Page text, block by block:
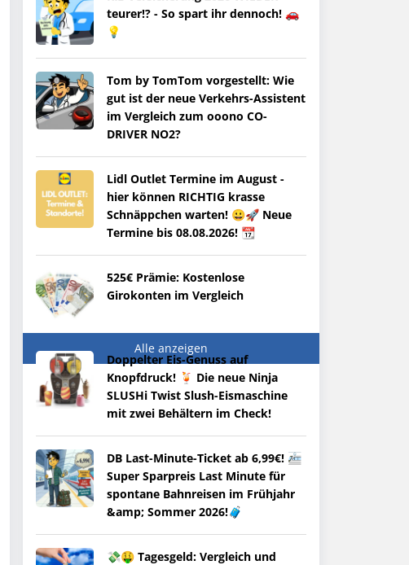
teurer!? - So spart ihr dennoch! 🚗
💡
Tom by TomTom vorgestellt: Wie
gut ist der neue Verkehrs-Assistent
im Vergleich zum ooono CO-
DRIVER NO2?
Lidl Outlet Termine im August -
hier können RICHTIG krasse
Schnäppchen warten! 😀🚀 Neue
Termine bis 08.08.2026! 📆
525€ Prämie: Kostenlose
Girokonten im Vergleich
Alle anzeigen
Doppelter Eis-Genuss auf
Knopfdruck! 🍹 Die neue Ninja
SLUSHi Twist Slush-Eismaschine
mit zwei Behältern im Check!
DB Last-Minute-Ticket ab 6,99€! 🚈
Super Sparpreis Last Minute für
spontane Bahnreisen im Frühjahr
&amp; Sommer 2026!🧳
💸🤑 Tagesgeld: Vergleich und